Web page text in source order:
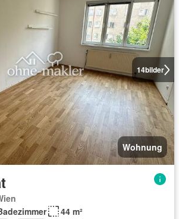
14bilder
Wohnung
44 m²